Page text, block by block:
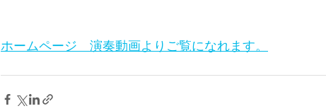
ホームページ　演奏動画よりご覧になれます。